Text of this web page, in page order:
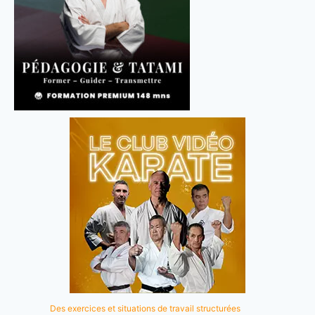
Des exercices et situations de travail structurées